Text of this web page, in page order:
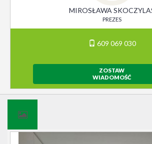
MIROSŁAWA
PREZES
609 069 030
ZOSTAW
WIADOMOŚĆ